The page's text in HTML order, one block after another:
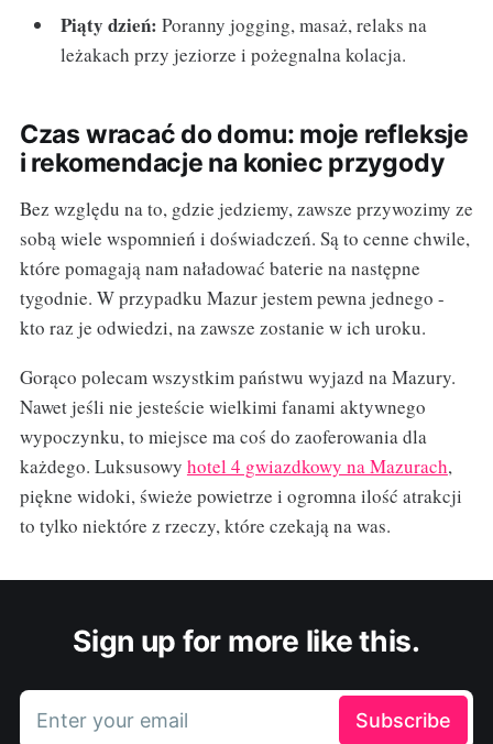
Piąty dzień: Poranny jogging, masaż, relaks na
leżakach przy jeziorze i pożegnalna kolacja.
Czas wracać do domu: moje refleksje
i rekomendacje na koniec przygody
Bez względu na to, gdzie jedziemy, zawsze przywozimy ze
sobą wiele wspomnień i doświadczeń. Są to cenne chwile,
które pomagają nam naładować baterie na następne
tygodnie. W przypadku Mazur jestem pewna jednego -
kto raz je odwiedzi, na zawsze zostanie w ich uroku.
Gorąco polecam wszystkim państwu wyjazd na Mazury.
Nawet jeśli nie jesteście wielkimi fanami aktywnego
wypoczynku, to miejsce ma coś do zaoferowania dla
każdego. Luksusowy hotel 4 gwiazdkowy na Mazurach,
piękne widoki, świeże powietrze i ogromna ilość atrakcji
to tylko niektóre z rzeczy, które czekają na was.
Sign up for more like this.
Enter your email Subscribe